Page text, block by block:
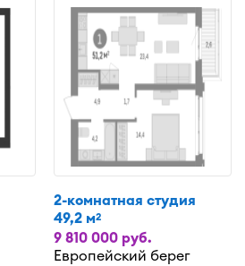
2-комнатная студия
49,2 м2
9 810 000 руб.
Европейский берег